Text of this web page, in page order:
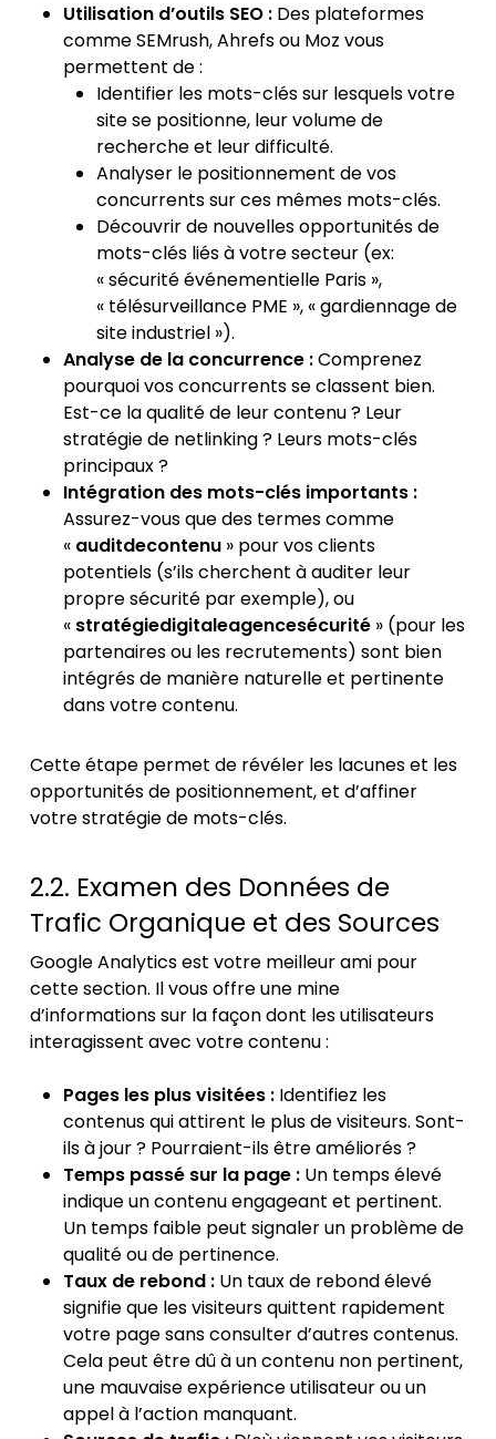
Utilisation d’outils SEO :Des plateformes
comme SEMrush, Ahrefs ou Moz vous
permettent de :
Identifier les mots-clés sur lesquels votre
site se positionne, leur volume de
recherche et leur difficulté.
Analyser le positionnement de vos
concurrents sur ces mêmes mots-clés.
Découvrir de nouvelles opportunités de
mots-clés liés à votre secteur (ex:
« sécurité événementielle Paris »,
« télésurveillance PME », « gardiennage de
site industriel »).
Analyse de la concurrence :Comprenez
pourquoi vos concurrents se classent bien.
Est-ce la qualité de leur contenu ? Leur
stratégie de netlinking ? Leurs mots-clés
principaux ?
Intégration des mots-clés importants :
Assurez-vous que des termes comme
« auditdecontenu» pour vos clients
potentiels (s’ils cherchent à auditer leur
propre sécurité par exemple), ou
« stratégiedigitaleagencesécurité» (pour les
partenaires ou les recrutements) sont bien
intégrés de manière naturelle et pertinente
dans votre contenu.
Cette étape permet de révéler les lacunes et les
opportunités de positionnement, et d’affiner
votre stratégie de mots-clés.
2.2. Examen des Données de
Trafic Organique et des Sources
Google Analytics est votre meilleur ami pour
cette section. Il vous offre une mine
d’informations sur la façon dont les utilisateurs
interagissent avec votre contenu :
Pages les plus visitées :Identifiez les
contenus qui attirent le plus de visiteurs. Sont-
ils à jour ? Pourraient-ils être améliorés ?
Temps passé sur la page :Un temps élevé
indique un contenu engageant et pertinent.
Un temps faible peut signaler un problème de
qualité ou de pertinence.
Taux de rebond :Un taux de rebond élevé
signifie que les visiteurs quittent rapidement
votre page sans consulter d’autres contenus.
Cela peut être dû à un contenu non pertinent,
une mauvaise expérience utilisateur ou un
appel à l’action manquant.